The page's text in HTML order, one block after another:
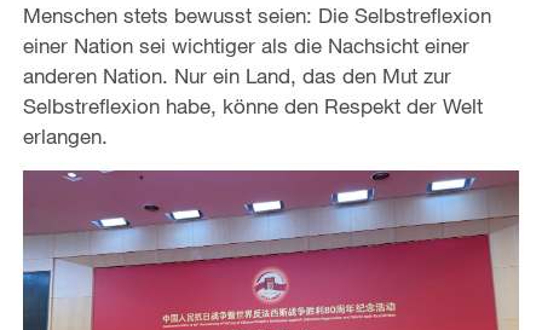
Menschen stets bewusst seien: Die Selbstreflexion
einer Nation sei wichtiger als die Nachsicht einer
anderen Nation. Nur ein Land, das den Mut zur
Selbstreflexion habe, könne den Respekt der Welt
erlangen.